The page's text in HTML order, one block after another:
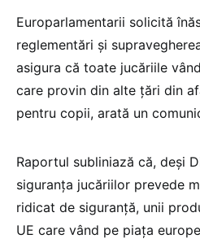
Europarlamentarii solicită
reglementări și
asigura că toate jucăriile
care provin din alte țări din
pentru copii, arată un
Raportul subliniază că, deși
siguranța jucăriilor prevede
ridicat de siguranță, unii
UE care vând pe piața